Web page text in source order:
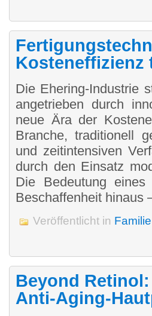
Die Ehering-Industrie
angetrieben durch
neue Ära der
Branche, traditionell
und zeitintensiven
durch den Einsatz
Die Bedeutung
Beschaffenheit hinaus
Veröffentlicht in Familie
Beyond
Anti-Aging-